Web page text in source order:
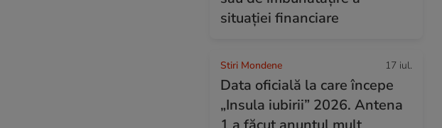
situației financiare
Stiri Mondene 17 iul.
Data oficială la care începe
„Insula iubirii” 2026. Antena